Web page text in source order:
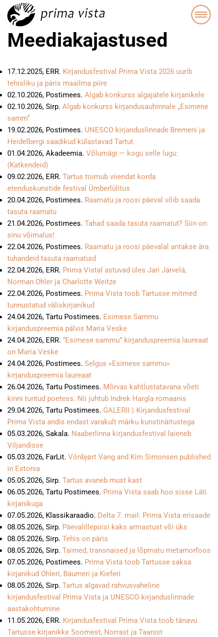
Meediakajastused
17.12.2025, ERR. Kirjandusfestival Prima Vista 2026 uurib
tehisliku ja päris maailma piire
02.10.2026, Postimees. Algab konkurss algajatele kirjanikele
02.10.2026, Sirp. Algab konkurss kirjandusauhinnale „Esimene
samm“
19.02.2026, Postimees. UNESCO kirjanduslinnade Bremeni ja
Heidelbergi saadikud külastavad Tartut
01.04.2026, Akadeemia. Võlumägi — kogu selle lugu:
(Katkendeid)
09.02.2026, ERR. Tartus toimub viiendat korda
etenduskunstide festival Ümberlülitus
20.04.2026, Postimees. Raamatu ja roosi päeval võib saada
tasuta raamatu
21.04.2026, Postimees. Tahad saada tasuta raamatut? Siin on
sinu võimalus!
22.04.2026, Postimees. Raamatu ja roosi päevalal antakse ära
tuhandeid tasuta raamatuid
22.04.2026, ERR. Prima Vistal astuvad üles Jari Järvelä,
Norman Ohler ja Charlotte Weitze
22.04.2026, Postimees. Prima Vista toob Tartusse mitmed
tunnustatud väliskirjanikud
24.04.2026, Tartu Postimees. Esimese Sammu
kirjanduspreemia pälvis Maria Veske
24.04.2026, ERR. “Esimese sammu” kirjanduspreemia laureaat
on Maria Veske
24.04.2026, Postimees. Selgus «Esimese sammu»
kirjanduspreemia laureaat
26.04.2026, Tartu Postimees. Mõrvas kahtlustatavana võeti
kinni tuntud poetess. Nii juhtub Indrek Hargla romaanis
29.04.2026, Tartu Postimees. GALERII ⟩ Kirjandusfestival
Prima Vista andis endast varakult märku kunstinäitustega
05.03.2026, Sakala. Naaberlinna kirjandusfestival laieneb
Viljandisse
05.03.2026, FarLit. Vónbjørt Vang and Kim Simonsen published
in Estonia
05.05.2026, Sirp. Tartus avaneb must kast
06.05.2026, Tartu Postimees. Prima Vista saab hoo sisse Läti
kirjanikuga
07.05.2026, Klassikaraadio. Delta 7. mail: Prima Vista erisaade
08.05.2026, Sirp. Päevalillepoisi kaks armastust või üks
08.05.2026, Sirp. Tehis on päris
08.05.2026, Sirp. Taimed, transnaised ja lõpmatu metamorfoos
07.05.2026, Postimees. Prima Vista toob Tartusse saksa
kirjanikud Ohleri, Bäumeri ja Kieferi
08.05.2026, Sirp. Tartus algavad rahvusvaheline
kirjandusfestival Prima Vista ja UNESCO kirjanduslinnade
aastakohtumine
11.05.2026, ERR. Kirjandusfestival Prima Vista toob tänavu
Tartusse kirjanikke Soomest, Norrast ja Taanist